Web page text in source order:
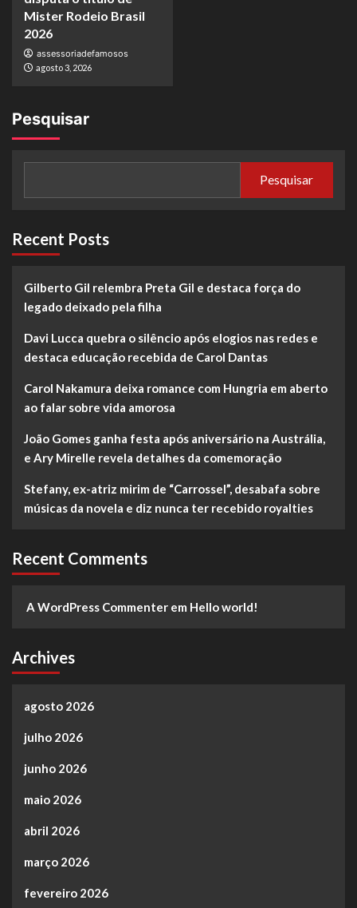
Mister Rodeio Brasil
2026
assessoriadefamosos
agosto 3, 2026
Pesquisar
Pesquisar
Recent Posts
Gilberto Gil relembra Preta Gil e destaca força do
legado deixado pela filha
Davi Lucca quebra o silêncio após elogios nas redes e
destaca educação recebida de Carol Dantas
Carol Nakamura deixa romance com Hungria em aberto
ao falar sobre vida amorosa
João Gomes ganha festa após aniversário na Austrália,
e Ary Mirelle revela detalhes da comemoração
Stefany, ex-atriz mirim de “Carrossel”, desabafa sobre
músicas da novela e diz nunca ter recebido royalties
Recent Comments
A WordPress Commenter em Hello world!
Archives
agosto 2026
julho 2026
junho 2026
maio 2026
abril 2026
março 2026
fevereiro 2026